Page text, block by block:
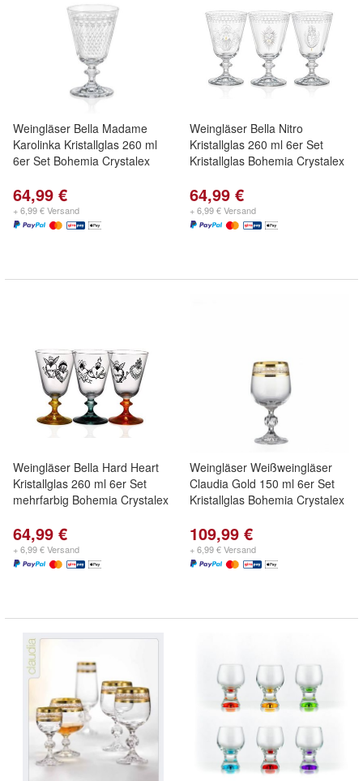
Weingläser Bella Madame
Karolinka Kristallglas 260 ml
6er Set Bohemia Crystalex
64,99 €
+ 6,99 € Versand
Weingläser Bella Nitro
Kristallglas 260 ml 6er Set
Kristallglas Bohemia Crystalex
64,99 €
+ 6,99 € Versand
Weingläser Bella Hard Heart
Kristallglas 260 ml 6er Set
mehrfarbig Bohemia Crystalex
64,99 €
+ 6,99 € Versand
Weingläser Weißweingläser
Claudia Gold 150 ml 6er Set
Kristallglas Bohemia Crystalex
109,99 €
+ 6,99 € Versand